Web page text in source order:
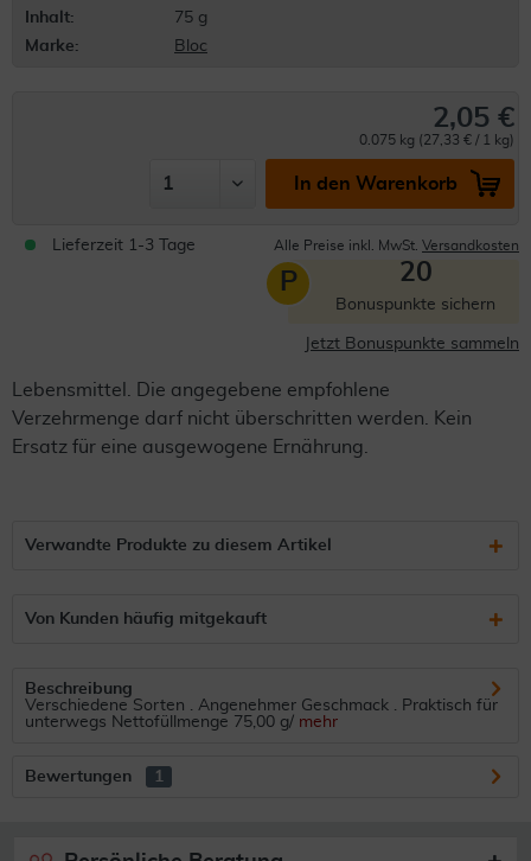
Inhalt:
75 g
Marke:
Bloc
2,05 €
0.075 kg (27,33 € / 1 kg)
In den Warenkorb
Lieferzeit 1-3 Tage Alle Preise inkl. MwSt. Versandkosten
P 20
Bonuspunkte sichern
Jetzt Bonuspunkte sammeln
Lebensmittel. Die angegebene empfohlene
Verzehrmenge darf nicht überschritten werden. Kein
Ersatz für eine ausgewogene Ernährung.
Verwandte Produkte zu diesem Artikel
Von Kunden häufig mitgekauft
Beschreibung
Verschiedene Sorten . Angenehmer Geschmack . Praktisch für
unterwegs Nettofüllmenge 75,00 g/ mehr
Bewertungen 1